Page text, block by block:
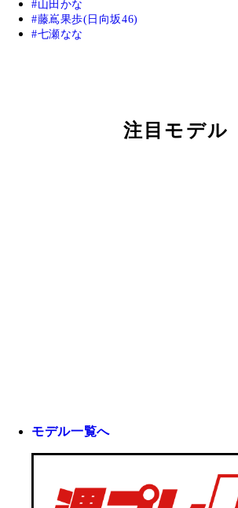
山田かな
藤嶌果歩(日向坂46)
七瀬なな
注目モデル
モデル一覧へ